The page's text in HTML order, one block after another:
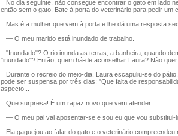
No dia seguinte, não consegue encontrar o gato em lado
então sem o gato. Bate à porta do veterinário para pedir um
Mas é a mulher que vem à porta e lhe dá uma resposta
— O meu marido está inundado de trabalho.
"Inundado"? O rio inunda as terras; a banheira, quando
"inundado"? Então, quem há-de aconselhar Laura? Não
Durante o recreio do meio-dia, Laura escapuliu-se do
pode ser suspensa por três dias: "Que falta de
aspecto...
Que surpresa! É um rapaz novo que vem atender.
— O meu pai vai aposentar-se e sou eu que vou
Ela gaguejou ao falar do gato e o veterinário compreendeu